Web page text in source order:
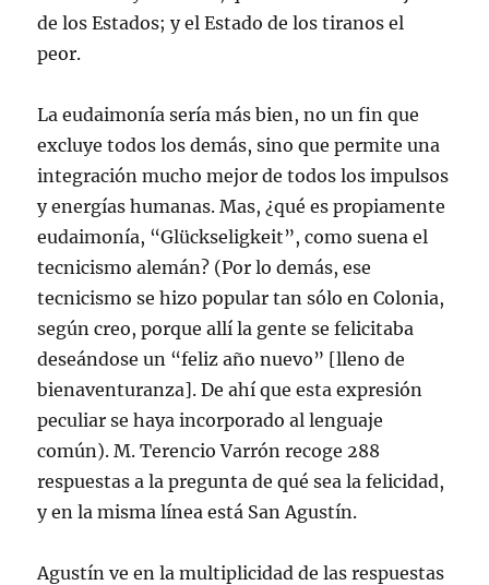
de los Estados; y el Estado de los tiranos el
peor.
La eudaimonía sería más bien, no un fin que
excluye todos los demás, sino que permite una
integración mucho mejor de todos los impulsos
y energías humanas. Mas, ¿qué es propiamente
eudaimonía, “Glückseligkeit”, como suena el
tecnicismo alemán? (Por lo demás, ese
tecnicismo se hizo popular tan sólo en Colonia,
según creo, porque allí la gente se felicitaba
deseándose un “feliz año nuevo” [lleno de
bienaventuranza]. De ahí que esta expresión
peculiar se haya incorporado al lenguaje
común). M. Terencio Varrón recoge 288
respuestas a la pregunta de qué sea la felicidad,
y en la misma línea está San Agustín.
Agustín ve en la multiplicidad de las respuestas